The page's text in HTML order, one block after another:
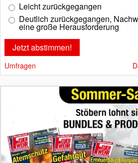
Leicht zurückgegangen
Deutlich zurückgegangen,
eine große Herausforderung
Umfragen